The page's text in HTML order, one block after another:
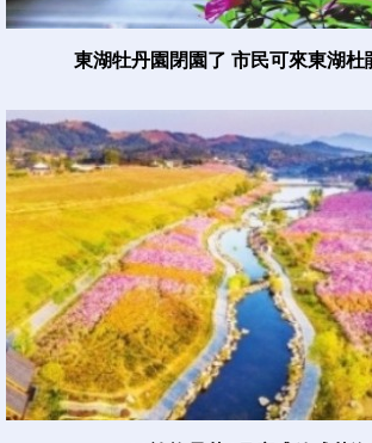
東湖牡丹園閉園了 市民可來東湖杜